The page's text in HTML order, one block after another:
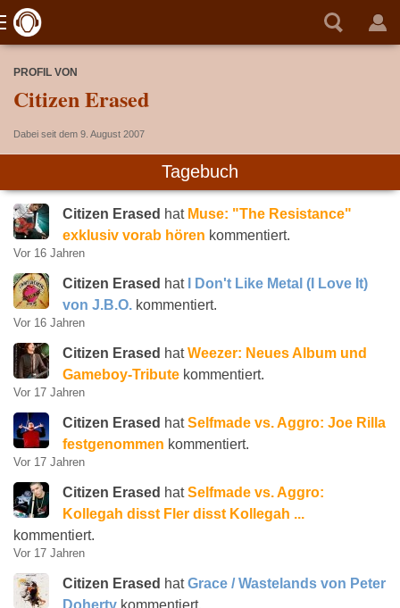
PROFIL VON
Citizen Erased
Dabei seit dem 9. August 2007
Tagebuch
Citizen Erased hat Muse: "The Resistance"
exklusiv vorab hören kommentiert.
Vor 16 Jahren
Citizen Erased hat
I Don't Like Metal (I Love It)
von J.B.O. kommentiert.
Vor 16 Jahren
Citizen Erased hatWeezer: Neues Album und
Gameboy-Tribute kommentiert.
Vor 17 Jahren
Citizen Erased hatSelfmade vs. Aggro: Joe Rilla
festgenommen kommentiert.
Vor 17 Jahren
Citizen Erased hatSelfmade vs. Aggro:
Kollegah disst Fler disst Kollegah ...
kommentiert.
Vor 17 Jahren
Citizen Erased hatGrace / Wastelands von Peter
Doherty kommentiert.